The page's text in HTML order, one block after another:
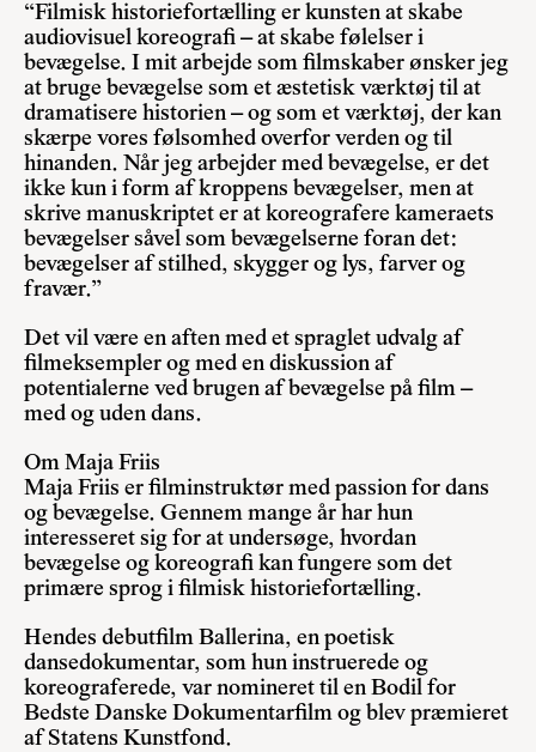
“Filmisk historiefortælling er kunsten at skabe
audiovisuel koreografi – at skabe følelser i
bevægelse. I mit arbejde som filmskaber ønsker jeg
at bruge bevægelse som et æstetisk værktøj til at
dramatisere historien – og som et værktøj, der kan
skærpe vores følsomhed overfor verden og til
hinanden. Når jeg arbejder med bevægelse, er det
ikke kun i form af kroppens bevægelser, men at
skrive manuskriptet er at koreografere kameraets
bevægelser såvel som bevægelserne foran det:
bevægelser af stilhed, skygger og lys, farver og
fravær.”
Det vil være en aften med et spraglet udvalg af
filmeksempler og med en diskussion af
potentialerne ved brugen af bevægelse på film –
med og uden dans.
Om Maja Friis
Maja Friis er filminstruktør med passion for dans
og bevægelse. Gennem mange år har hun
interesseret sig for at undersøge, hvordan
bevægelse og koreografi kan fungere som det
primære sprog i filmisk historiefortælling.
Hendes debutfilm Ballerina, en poetisk
dansedokumentar, som hun instruerede og
koreograferede, var nomineret til en Bodil for
Bedste Danske Dokumentarfilm og blev præmieret
af Statens Kunstfond.